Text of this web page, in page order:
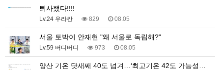
퇴사했다!!!!
Lv.24 우라칸 829 08.05
서울 토박이 안재현 "왜 서울로 독립해?"
Lv.59 버디버디 973 08.05
양산 기온 닷새째 40도 넘겨…‘최고기온 42도 가능성…